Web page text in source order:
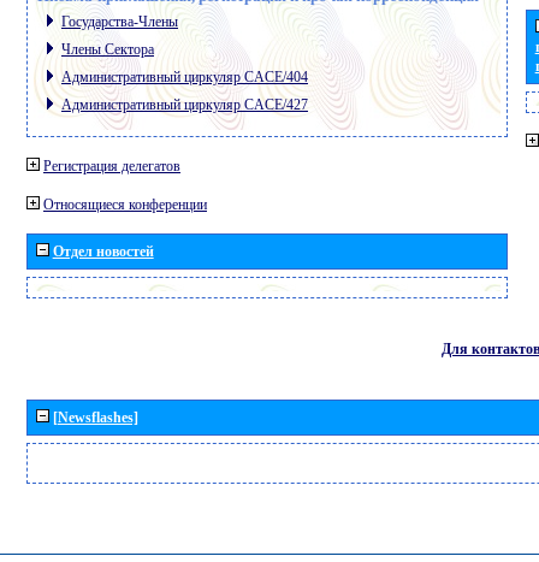
Государства-Члены
Члены Сектора
Административный циркуляр CACE/404
Административный циркуляр CACE/427
Регистрация делегатов
Относящиеся конференции
Отдел новостей
Для контактов
[Newsflashes]